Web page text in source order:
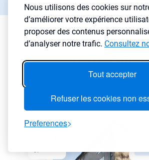
Nous utilisons des cookies sur
d’améliorer votre expérience
proposer des contenus
d’analyser notre trafic. Consultez
Tout accepter
Refuser les cookies non
Preferences
Filtrez les